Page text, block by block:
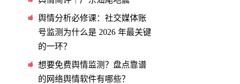
舆情分析必修课：社交媒体账
号监测为什么是 2026 年最关键
的一环？
想要免费舆情监测？盘点靠谱
的网络舆情软件有哪些？